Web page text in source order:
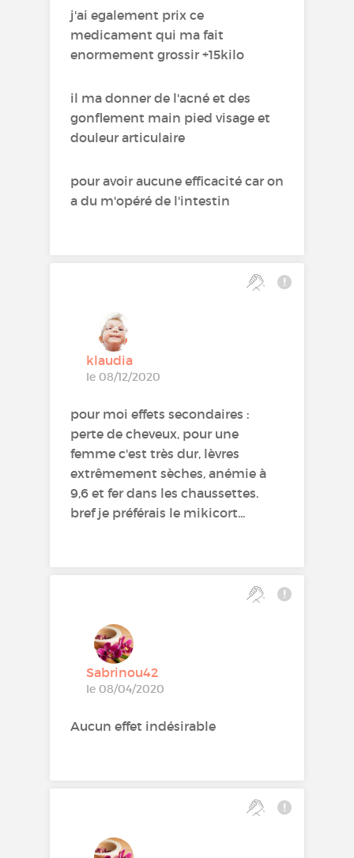
j'ai egalement prix ce
medicament qui ma fait
enormement grossir +15kilo
il ma donner de l'acné et des
gonflement main pied visage et
douleur articulaire
pour avoir aucune efficacité car on
a du m'opéré de l'intestin
klaudia
le 08/12/2020
pour moi effets secondaires :
perte de cheveux, pour une
femme c'est très dur, lèvres
extrêmement sèches, anémie à
9,6 et fer dans les chaussettes.
bref je préférais le mikicort...
Sabrinou42
le 08/04/2020
Aucun effet indésirable